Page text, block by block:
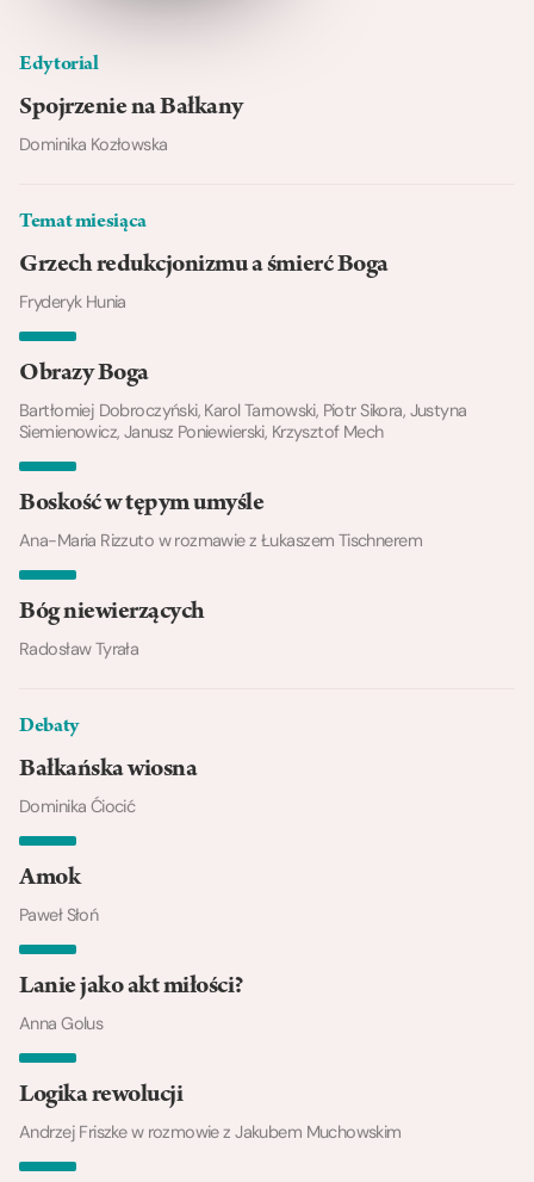
Edytorial
Spojrzenie na Bałkany
Dominika Kozłowska
Temat miesiąca
Grzech redukcjonizmu a śmierć Boga
Fryderyk Hunia
Obrazy Boga
Bartłomiej Dobroczyński, Karol Tarnowski, Piotr Sikora, Justyna
Siemienowicz, Janusz Poniewierski, Krzysztof Mech
Boskość w tępym umyśle
Ana-Maria Rizzuto w rozmawie z Łukaszem Tischnerem
Bóg niewierzących
Radosław Tyrała
Debaty
Bałkańska wiosna
Dominika Ćiocić
Amok
Paweł Słoń
Lanie jako akt miłości?
Anna Golus
Logika rewolucji
Andrzej Friszke w rozmowie z Jakubem Muchowskim